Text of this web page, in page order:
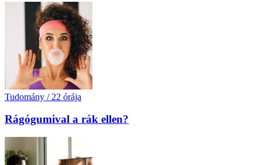
Tudomány / 22 órája
Rágógumival a rák ellen?